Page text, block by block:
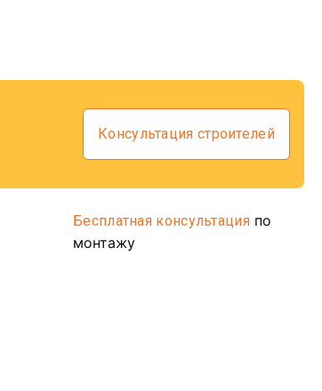
Консультация строителей
Бесплатная консультацияпо
монтажу